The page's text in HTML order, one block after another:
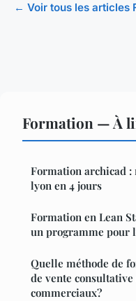
← Voir tous les articles
Formation — À
Formation archicad
lyon en 4 jours
Formation en Lean
un programme pour
Quelle méthode de
de vente
commerciaux?